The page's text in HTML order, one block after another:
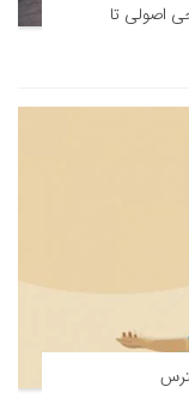
اصولی تا